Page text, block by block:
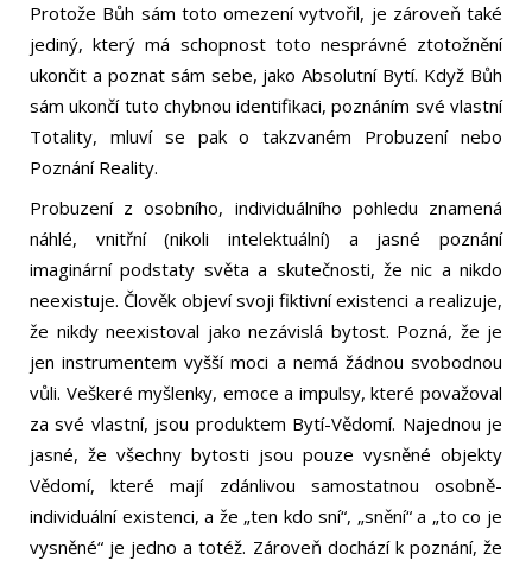
Protože Bůh sám toto omezení vytvořil, je zároveň také
jediný, který má schopnost toto nesprávné ztotožnění
ukončit a poznat sám sebe, jako Absolutní Bytí. Když Bůh
sám ukončí tuto chybnou identifikaci, poznáním své vlastní
Totality, mluví se pak o takzvaném Probuzení nebo
Poznání Reality.
Probuzení z osobního, individuálního pohledu znamená
náhlé, vnitřní (nikoli intelektuální) a jasné poznání
imaginární podstaty světa a skutečnosti, že nic a nikdo
neexistuje. Člověk objeví svoji fiktivní existenci a realizuje,
že nikdy neexistoval jako nezávislá bytost. Pozná, že je
jen instrumentem vyšší moci a nemá žádnou svobodnou
vůli. Veškeré myšlenky, emoce a impulsy, které považoval
za své vlastní, jsou produktem Bytí-Vědomí. Najednou je
jasné, že všechny bytosti jsou pouze vysněné objekty
Vědomí, které mají zdánlivou samostatnou osobně-
individuální existenci, a že „ten kdo sní“, „snění“ a „to co je
vysněné“ je jedno a totéž. Zároveň dochází k poznání, že